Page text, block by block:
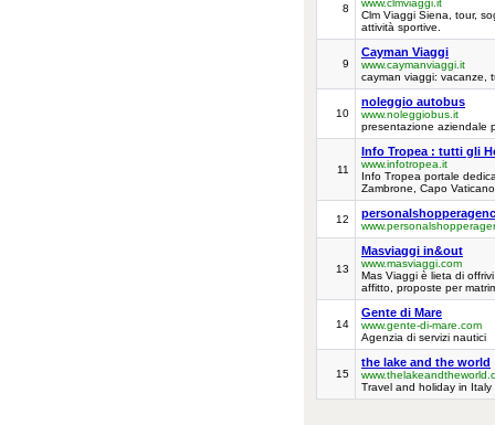
8
www.clmviaggi.it
Clm Viaggi Siena, tour,
attività sportive.
9
Cayman Viaggi
www.caymanviaggi.it
cayman viaggi: vacanze,
10
noleggio autobus
www.noleggiobus.it
presentazione aziendale
11
Info Tropea : tutti gli
www.infotropea.it
Info Tropea portale
Zambrone, Capo
12
13
Masviaggi in&out
www.masviaggi.com
Mas Viaggi è lieta di
affitto, proposte per
14
Gente di Mare
www.gente-di-mare.com
Agenzia di servizi nautici
15
the lake and the world
Travel and holiday in